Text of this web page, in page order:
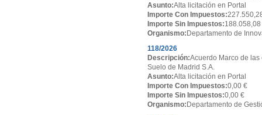
Asunto:Alta licitación en Portal
Importe Con Impuestos:
Importe Sin Impuestos:188.058,08
Organismo: Departamento de
118/2026
Descripción:Acuerdo Marco de
Suelo de Madrid S.A.
Asunto:Alta licitación en Portal
Importe Con Impuestos:0,00 €
Importe Sin Impuestos:0,00 €
Organismo: Departamento de